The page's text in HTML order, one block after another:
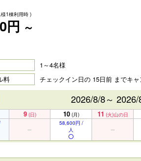
1棟利用時 )
円 ～
1～4名様
料
チェックイン日の 15日前 までキ
2026/8/8～ 2026/
9 (日) 10 (月) 11 (火)山の日
58,600円 /
人